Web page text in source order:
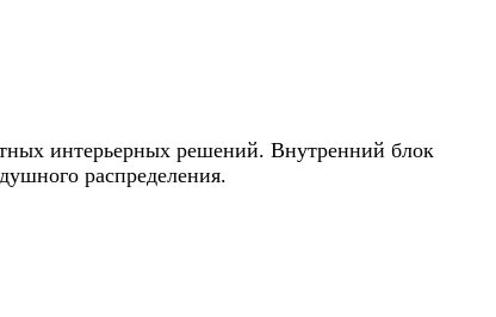
интерьерных решений. Внутренний блок
распределения.